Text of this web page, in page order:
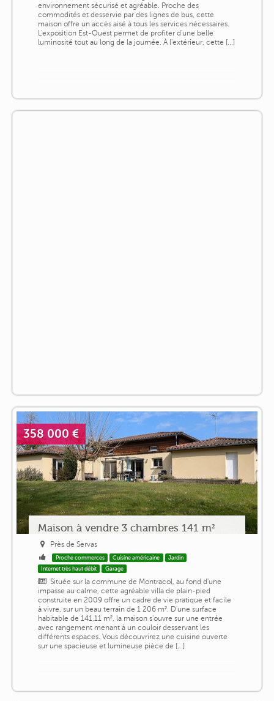
environnement sécurisé et agréable. Proche des
commodités et desservie par des lignes de bus, cette
maison offre un accès aisé à tous les services nécessaires.
L'exposition Est-Ouest permet de profiter d'une belle
luminosité tout au long de la journée. À l'extérieur, cette [...]
358 000 €
Maison à vendre 3 chambres 141 m²
Près de Servas
Proche commerces Cuisine américaine
Jardin
Internet très haut débit
Garage
Située sur la commune de Montracol, au fond d'une
impasse au calme, cette agréable villa de plain-pied
construite en 2009 offre un cadre de vie pratique et facile
à vivre, sur un beau terrain de 1 206 m². D'une surface
habitable de 141,11 m², la maison s'ouvre sur une entrée
avec rangement menant à un couloir desservant les
différents espaces. Vous découvrirez une cuisine ouverte
sur une spacieuse et lumineuse pièce de [...]